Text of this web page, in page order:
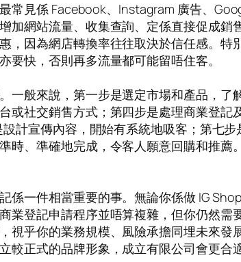
見係 Facebook、Instagram 廣告、
加網站流量、收集查詢、定係直接促成
，因為網店轉換率往往取決於信任感。
快，否則再多流量都可能留唔住客。
般來說，第一步是選定市場和產品，了
或社交銷售方式；第四步是處理商業登
計宣傳內容，開始有系統地吸客；第七
時、準確地完成，令客人願意回購和推
係一件相當重要的事。無論你係做 IG
業登記申請程序並唔算複雜，但你仍然
視乎你的業務規模、風險承擔同埋未來發
正式的品牌形象，成立有限公司會更合